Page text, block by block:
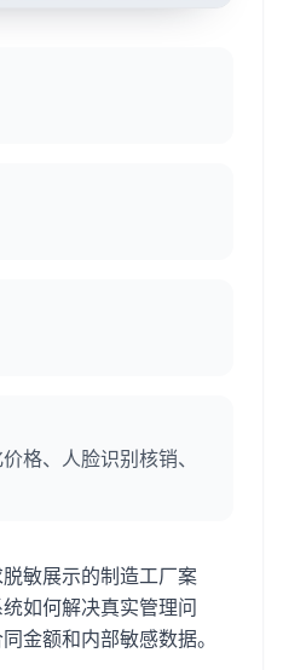
格、人脸识别核销、
敏展示的制造工厂案
如何解决真实管理问
金额和内部敏感数据。